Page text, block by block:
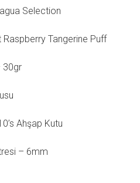
Selection
Tangerine Puff
30gr
Ahşap Kutu
– 6mm